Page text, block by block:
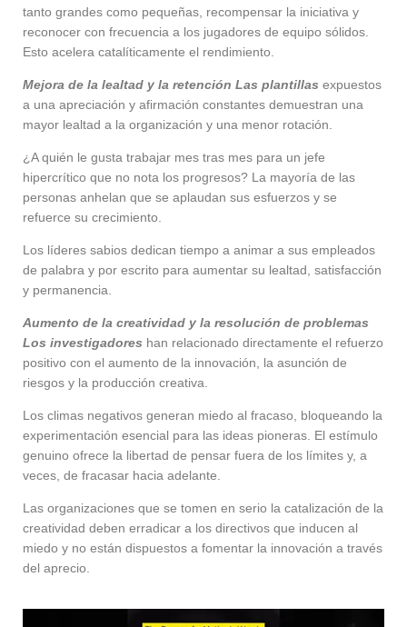
tanto grandes como pequeñas, recompensar la iniciativa y
reconocer con frecuencia a los jugadores de equipo sólidos.
Esto acelera catalíticamente el rendimiento.
Mejora de la lealtad y la retención Las plantillas expuestos
a una apreciación y afirmación constantes demuestran una
mayor lealtad a la organización y una menor rotación.
¿A quién le gusta trabajar mes tras mes para un jefe
hipercrítico que no nota los progresos? La mayoría de las
personas anhelan que se aplaudan sus esfuerzos y se
refuerce su crecimiento.
Los líderes sabios dedican tiempo a animar a sus empleados
de palabra y por escrito para aumentar su lealtad, satisfacción
y permanencia.
Aumento de la creatividad y la resolución de problemas
Los investigadores han relacionado directamente el refuerzo
positivo con el aumento de la innovación, la asunción de
riesgos y la producción creativa.
Los climas negativos generan miedo al fracaso, bloqueando la
experimentación esencial para las ideas pioneras. El estímulo
genuino ofrece la libertad de pensar fuera de los límites y, a
veces, de fracasar hacia adelante.
Las organizaciones que se tomen en serio la catalización de la
creatividad deben erradicar a los directivos que inducen al
miedo y no están dispuestos a fomentar la innovación a través
del aprecio.